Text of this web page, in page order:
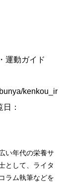
運動ガイド
kenkou_ir
：
い年代の栄養サ
として、ライタ
ラム執筆などを